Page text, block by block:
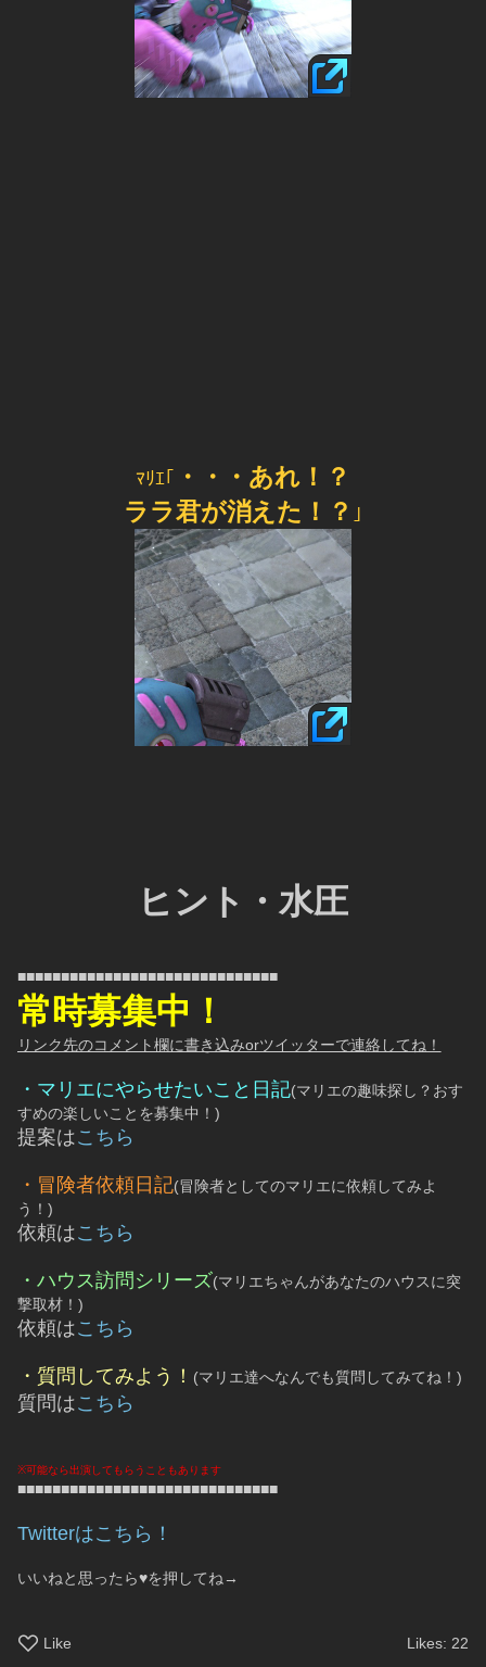
ﾏﾘｴ｢
・・・あれ！？
ララ君が消えた！？ ｣
ヒント・水圧
■■■■■■■■■■■■■■■■■■■■■■■■■■■■■■
常時募集中！
リンク先のコメント欄に書き込みorツイッターで連絡してね！
・マリエにやらせたいこと日記(マリエの趣味探し？おす
すめの楽しいことを募集中！)
提案はこちら
・冒険者依頼日記(冒険者としてのマリエに依頼してみよ
う！)
依頼はこちら
・ハウス訪問シリーズ(マリエちゃんがあなたのハウスに突
撃取材！)
依頼はこちら
・質問してみよう！ (マリエ達へなんでも質問してみてね！)
質問はこちら
※可能なら出演してもらうこともあります
■■■■■■■■■■■■■■■■■■■■■■■■■■■■■■
Twitterはこちら！
いいねと思ったら♥を押してね→
Like Likes:22